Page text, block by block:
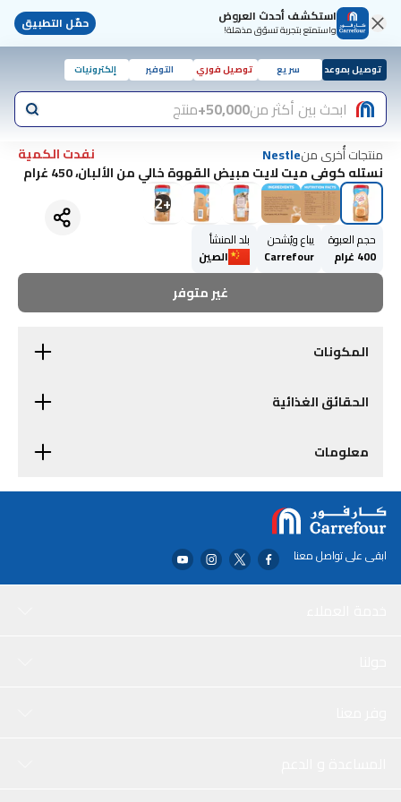
استكشف أحدث العروض
واستمتع بتجربة تسوّق مذهلة! حمّل التطبيق
توصيل بموعد سريع توصيل فوري التوفير إلكترونيات
ابحث بين أكثر من50,000+ منتج
منتجات أُخرى منNestle
نفدت الكمية
نستله كوفي ميت لايت مبيض القهوة خالي من الألبان، 450 غرام
+
2
حجم العبوة
400 غرام
يباع ويُشحن
Carrefour
بلد المنشأ
الصين
غير متوفر
المكونات
الحقائق الغذائية
معلومات
ابقى على تواصل معنا